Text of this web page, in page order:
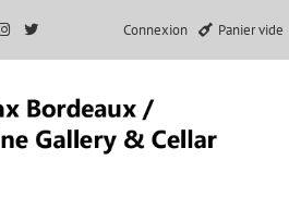
Connexion Panier vide